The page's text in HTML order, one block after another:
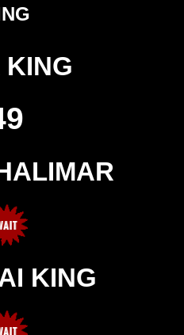
KING
KING